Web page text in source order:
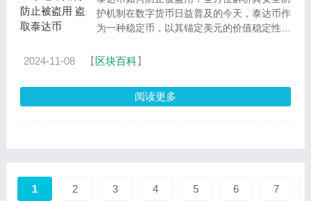
护机制在数字货币日益普及的今天，泰达币作
为一种稳定币，以其锚定美元的价值稳定性，
字资产都存
2024-11-08 【区块百科】
阅读更多
1 2 3 4 5 6 7